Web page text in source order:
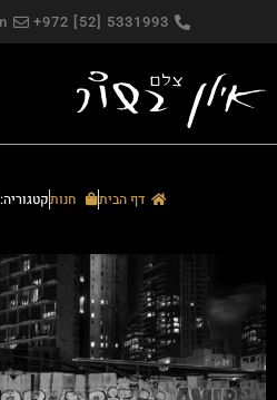
5331993 [52] 972+
דף הבית חנותקטגוריה: NIGHT